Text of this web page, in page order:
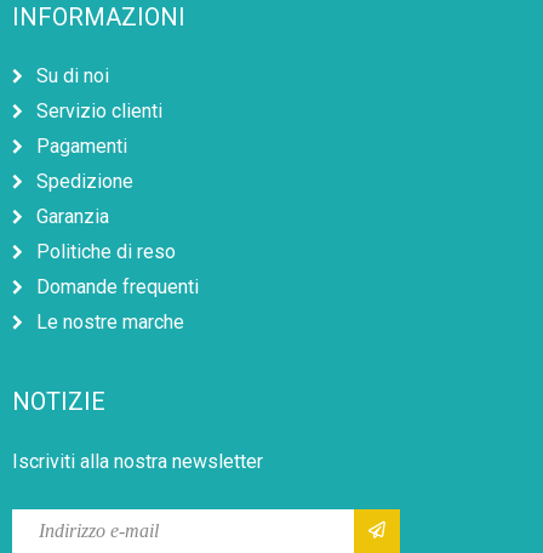
INFORMAZIONI
Su di noi
Servizio clienti
Pagamenti
Spedizione
Garanzia
Politiche di reso
Domande frequenti
Le nostre marche
NOTIZIE
Iscriviti alla nostra newsletter